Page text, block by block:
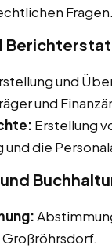
Fragen.
und
und
Erstellung
die